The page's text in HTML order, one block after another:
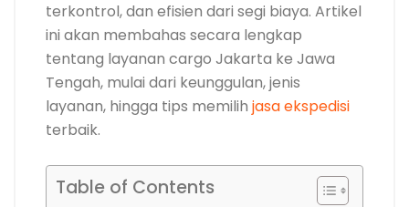
terkontrol, dan efisien dari segi biaya. Artikel
ini akan membahas secara lengkap
tentang layanan cargo Jakarta ke Jawa
Tengah, mulai dari keunggulan, jenis
layanan, hingga tips memilih jasa ekspedisi
terbaik.
Table of Contents